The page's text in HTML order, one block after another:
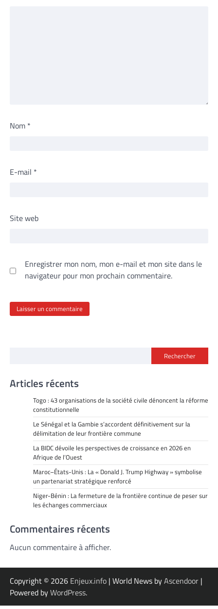
Nom *
E-mail *
Site web
Enregistrer mon nom, mon e-mail et mon site dans le
navigateur pour mon prochain commentaire.
Rechercher
Articles récents
Togo : 43 organisations de la société civile dénoncent la réforme
constitutionnelle
Le Sénégal et la Gambie s’accordent définitivement sur la
délimitation de leur frontière commune
La BIDC dévoile les perspectives de croissance en 2026 en
Afrique de l’Ouest
Maroc–États-Unis : La « Donald J. Trump Highway » symbolise
un partenariat stratégique renforcé
Niger-Bénin : La fermeture de la frontière continue de peser sur
les échanges commerciaux
Commentaires récents
Aucun commentaire à afficher.
Copyright © 2026 Enjeux.info | World News byAscendoor |
Powered byWordPress.